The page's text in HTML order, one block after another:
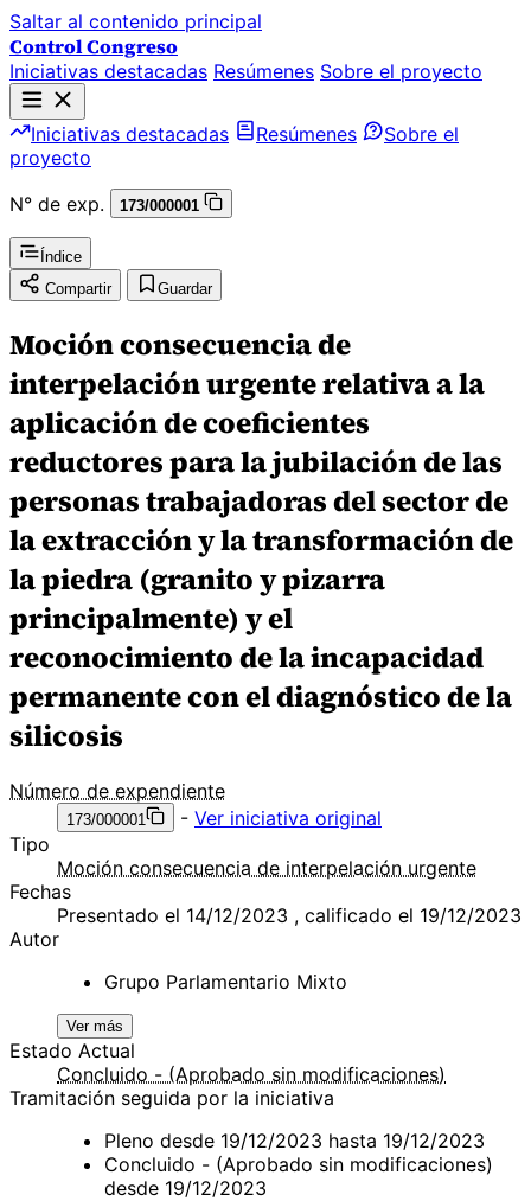
Saltar al contenido principal
Control Congreso
Iniciativas destacadas Resúmenes Sobre el proyecto
Iniciativas destacadas Resúmenes
Sobre el
proyecto
N° de exp.
173/000001
Índice
Compartir
Guardar
Moción consecuencia de
interpelación urgente relativa a la
aplicación de coeficientes
reductores para la jubilación de las
personas trabajadoras del sector de
la extracción y la transformación de
la piedra (granito y pizarra
principalmente) y el
reconocimiento de la incapacidad
permanente con el diagnóstico de la
silicosis
Número de expendiente
173/000001 - Ver iniciativa original
Tipo
Moción consecuencia de interpelación urgente
Fechas
Presentado el 14/12/2023 , calificado el 19/12/2023
Autor
Grupo Parlamentario Mixto
Ver más
Estado Actual
Concluido - (Aprobado sin modificaciones)
Tramitación seguida por la iniciativa
Pleno desde 19/12/2023 hasta 19/12/2023
Concluido - (Aprobado sin modificaciones)
desde 19/12/2023